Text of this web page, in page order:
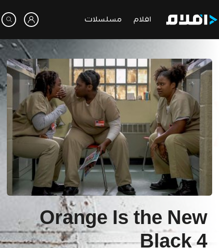
افلام مسلسلات
Orange Is the New
Black 4